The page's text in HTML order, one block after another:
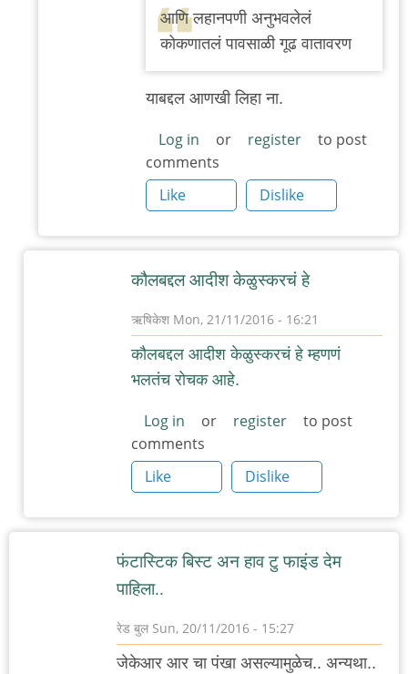
reply
to
चव्हाण
by
अंतराआनंद
आणि लहानपणी अनुभवलेलं
कोकणातलं पावसाळी गूढ वातावरण
याबद्दल आणखी लिहा ना.
Log in or register
to post
comments
Like
Dislike
कौलबद्दल आदीश केळुस्करचं हे
ऋषिकेश Mon, 21/11/2016 - 16:21
In
reply
कौल
by
चिंतातुर
जंतू
कौलबद्दल आदीश केळुस्करचं हे म्हणणं
भलतंच रोचक आहे.
Log in or register
to post
comments
Like
Dislike
फंटास्टिक बिस्ट अन हाव टु फाइंड देम
पाहिला..
रेड बुल Sun, 20/11/2016 - 15:27
जेकेआर आर चा पंखा असल्यामुळेच.. अन्यथा..